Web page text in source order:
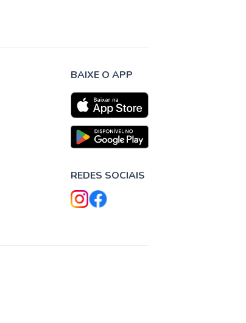
BAIXE O APP
REDES SOCIAIS